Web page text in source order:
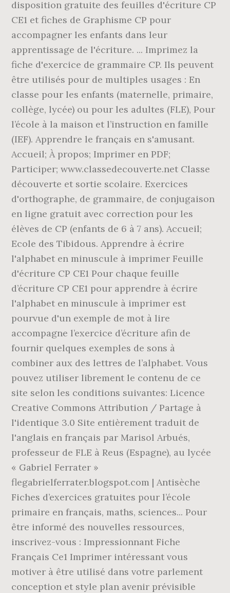
disposition gratuite des feuilles d'écriture CP
CE1 et fiches de Graphisme CP pour
accompagner les enfants dans leur
apprentissage de l'écriture. ... Imprimez la
fiche d'exercice de grammaire CP. Ils peuvent
être utilisés pour de multiples usages : En
classe pour les enfants (maternelle, primaire,
collège, lycée) ou pour les adultes (FLE), Pour
l’école à la maison et l’instruction en famille
(IEF). Apprendre le français en s'amusant.
Accueil; À propos; Imprimer en PDF;
Participer; www.classedecouverte.net Classe
découverte et sortie scolaire. Exercices
d'orthographe, de grammaire, de conjugaison
en ligne gratuit avec correction pour les
élèves de CP (enfants de 6 à 7 ans). Accueil;
Ecole des Tibidous. Apprendre à écrire
l'alphabet en minuscule à imprimer Feuille
d'écriture CP CE1 Pour chaque feuille
d’écriture CP CE1 pour apprendre à écrire
l'alphabet en minuscule à imprimer est
pourvue d'un exemple de mot à lire
accompagne l’exercice d’écriture afin de
fournir quelques exemples de sons à
combiner aux des lettres de l’alphabet. Vous
pouvez utiliser librement le contenu de ce
site selon les conditions suivantes: Licence
Creative Commons Attribution / Partage à
l'identique 3.0 Site entièrement traduit de
l'anglais en français par Marisol Arbués,
professeur de FLE à Reus (Espagne), au lycée
« Gabriel Ferrater »
flegabrielferrater.blogspot.com | Antisèche
Fiches d’exercices gratuites pour l’école
primaire en français, maths, sciences... Pour
être informé des nouvelles ressources,
inscrivez-vous : Impressionnant Fiche
Français Ce1 Imprimer intéressant vous
motiver à être utilisé dans votre parlement
conception et style plan avenir prévisible